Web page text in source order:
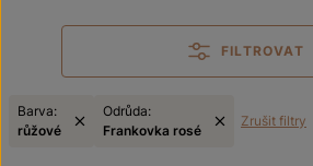
FILTROVAT
Barva:
růžové
Odrůda:
Frankovka rosé
Zrušit filtry